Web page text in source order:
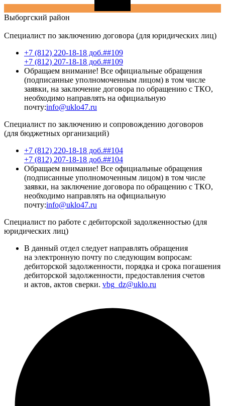
Выборгский район
Специалист по заключению договора (для юридических лиц)
+7 (812) 220-18-18 доб.##109
+7 (812) 207-18-18 доб.##109
Обращаем внимание! Все официальные обращения
(подписанные уполномоченным лицом) в том числе
заявки, на заключение договора по обращению с ТКО,
необходимо направлять на официальную
почту:info@uklo47.ru
Специалист по заключению и сопровождению договоров
(для бюджетных организаций)
+7 (812) 220-18-18 доб.##104
+7 (812) 207-18-18 доб.##104
Обращаем внимание! Все официальные обращения
(подписанные уполномоченным лицом) в том числе
заявки, на заключение договора по обращению с ТКО,
необходимо направлять на официальную
почту:info@uklo47.ru
Специалист по работе с дебиторской задолженностью (для
юридических лиц)
В данный отдел следует направлять обращения
на электронную почту по следующим вопросам:
дебиторской задолженности, порядка и срока погашения
дебиторской задолженности, предоставления счетов
и актов, актов сверки. vbg_dz@uklo.ru